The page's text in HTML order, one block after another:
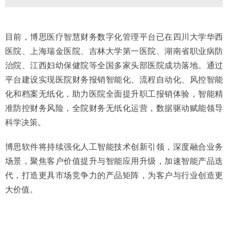
目前，博思医疗智慧财务数字化管理平台已在四川大学华西
医院、上海瑞金医院、吉林大学第一医院、湖南省职业病防
治院、江西妇幼保健院等全国多家头部医院成功落地。通过
平台建设实现医院财务报销智能化、流程自动化、风控智能
化和档案无纸化，助力医院全面提升职工报销体验，智能精
准防控财务风险，全院财务无纸化运营，数据驱动赋能领导
科学决策。
博思软件将持续强化人工智能技术创新引领，深度融合业务
场景，聚焦客户价值提升与智能应用升级，加速智能产品迭
代，打造更具市场竞争力的产品矩阵，为客户与行业创造更
大价值。